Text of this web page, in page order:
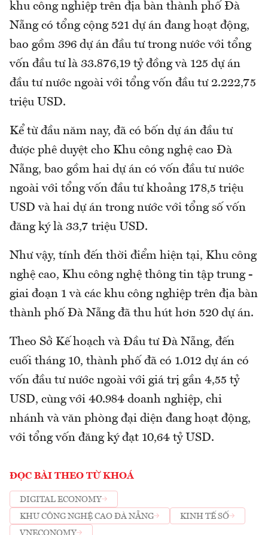
khu công nghiệp trên địa bàn thành phố Đà
Nẵng có tổng cộng 521 dự án đang hoạt động,
bao gồm 396 dự án đầu tư trong nước với tổng
vốn đầu tư là 33.876,19 tỷ đồng và 125 dự án
đầu tư nước ngoài với tổng vốn đầu tư 2.222,75
triệu USD.
Kể từ đầu năm nay, đã có bốn dự án đầu tư
được phê duyệt cho Khu công nghệ cao Đà
Nẵng, bao gồm hai dự án có vốn đầu tư nước
ngoài với tổng vốn đầu tư khoảng 178,5 triệu
USD và hai dự án trong nước với tổng số vốn
đăng ký là 33,7 triệu USD.
Như vậy, tính đến thời điểm hiện tại, Khu công
nghệ cao, Khu công nghệ thông tin tập trung -
giai đoạn 1 và các khu công nghiệp trên địa bàn
thành phố Đà Nẵng đã thu hút hơn 520 dự án.
Theo Sở Kế hoạch và Đầu tư Đà Nẵng, đến
cuối tháng 10, thành phố đã có 1.012 dự án có
vốn đầu tư nước ngoài với giá trị gần 4,55 tỷ
USD, cùng với 40.984 doanh nghiệp, chi
nhánh và văn phòng đại diện đang hoạt động,
với tổng vốn đăng ký đạt 10,64 tỷ USD.
ĐỌC BÀI THEO TỪ KHOÁ
DIGITAL ECONOMY
KHU CÔNG NGHỆ CAO ĐÀ NẴNG
KINH TẾ SỐ
VNECONOMY